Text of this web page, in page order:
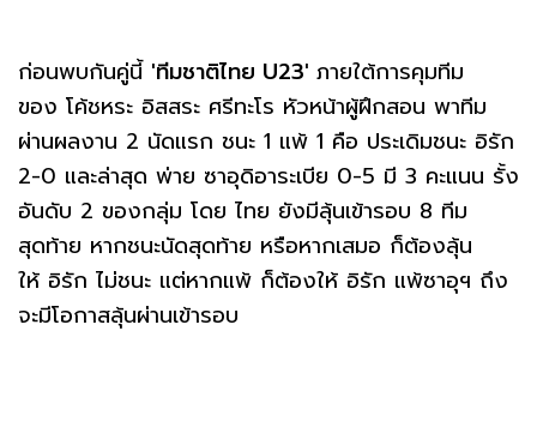
ก่อนพบกันคู่นี้ 'ทีมชาติไทย U23' ภายใต้การคุมทีม
ของ โค้ชหระ อิสสระ ศรีทะโร หัวหน้าผู้ฝึกสอน พาทีม
ผ่านผลงาน 2 นัดแรก ชนะ 1 แพ้ 1 คือ ประเดิมชนะ อิรัก
2-0 และล่าสุด พ่าย ซาอุดิอาระเบีย 0-5 มี 3 คะแนน รั้ง
อันดับ 2 ของกลุ่ม โดย ไทย ยังมีลุ้นเข้ารอบ 8 ทีม
สุดท้าย หากชนะนัดสุดท้าย หรือหากเสมอ ก็ต้องลุ้น
ให้ อิรัก ไม่ชนะ แต่หากแพ้ ก็ต้องให้ อิรัก แพ้ซาอุฯ ถึง
จะมีโอกาสลุ้นผ่านเข้ารอบ